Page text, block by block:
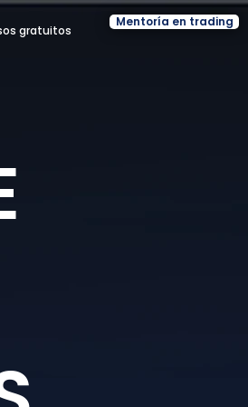
gratuitos
Mentoría en trading